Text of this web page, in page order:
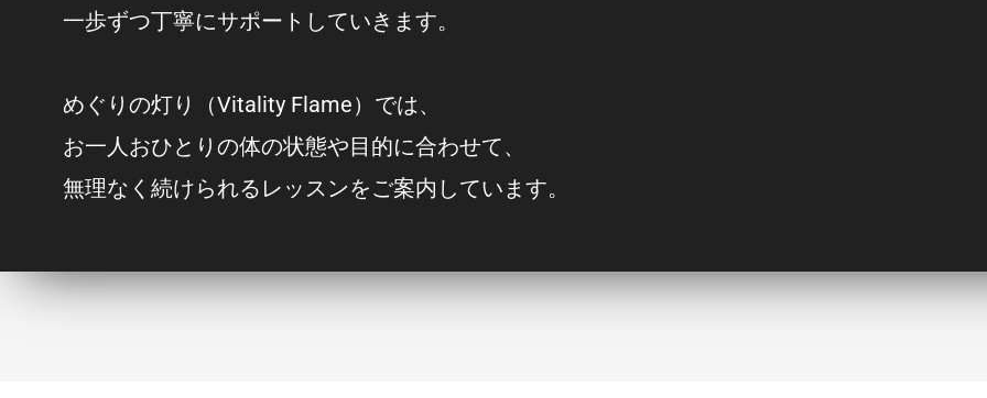
一歩ずつ丁寧にサポートしていきます。
めぐりの灯り（Vitality Flame）では、
お一人おひとりの体の状態や目的に合わせて、
無理なく続けられるレッスンをご案内しています。